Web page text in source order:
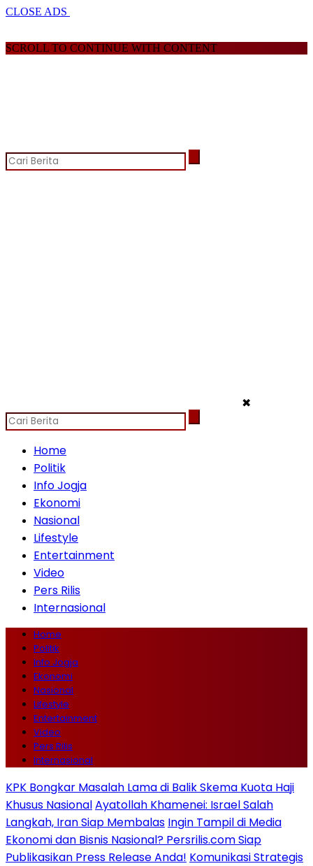
CLOSE ADS
SCROLL TO CONTINUE WITH CONTENT
✖
Home
Politik
Info Jogja
Ekonomi
Nasional
Lifestyle
Entertainment
Video
Pers Rilis
Internasional
Home
Politik
Info Jogja
Ekonomi
Nasional
Lifestyle
Entertainment
Video
Pers Rilis
Internasional
KPK Bongkar Masalah Lama di Balik Skema Kuota Haji
Khusus NasionalAyatollah Khamenei: Israel Salah
Langkah, Iran Siap Membalas Ingin Tampil di Media
Ekonomi dan Bisnis Nasional? Persrilis.com Siap
Publikasikan Press Release Anda! Komunikasi Strategis